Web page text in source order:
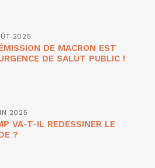
2025
DE MACRON EST
DE SALUT PUBLIC !
2025
VA-T-IL REDESSINER LE
?